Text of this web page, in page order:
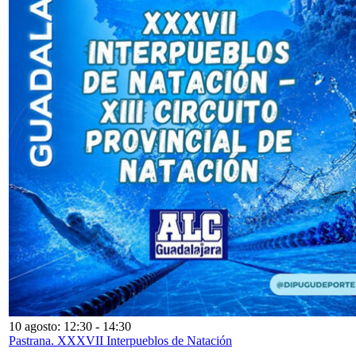
10 agosto: 12:30 - 14:30
Pastrana. XXXVII Interpueblos de Natación